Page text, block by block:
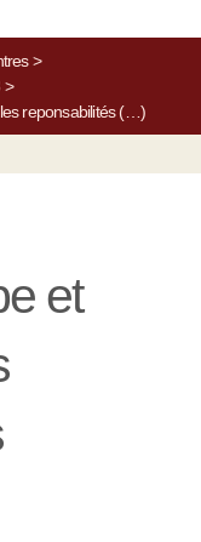
>
>
reponsabilités (…)
et